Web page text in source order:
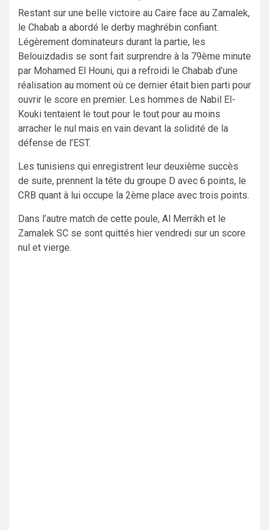
Restant sur une belle victoire au Caire face au Zamalek,
le Chabab a abordé le derby maghrébin confiant.
Légèrement dominateurs durant la partie, les
Belouizdadis se sont fait surprendre à la 79ème minute
par Mohamed El Houni, qui a refroidi le Chabab d’une
réalisation au moment où ce dernier était bien parti pour
ouvrir le score en premier. Les hommes de Nabil El-
Kouki tentaient le tout pour le tout pour au moins
arracher le nul mais en vain devant la solidité de la
défense de l’EST.
Les tunisiens qui enregistrent leur deuxième succès
de suite, prennent la tête du groupe D avec 6 points, le
CRB quant à lui occupe la 2ème place avec trois points.
Dans l’autre match de cette poule, Al Merrikh et le
Zamalek SC se sont quittés hier vendredi sur un score
nul et vierge.